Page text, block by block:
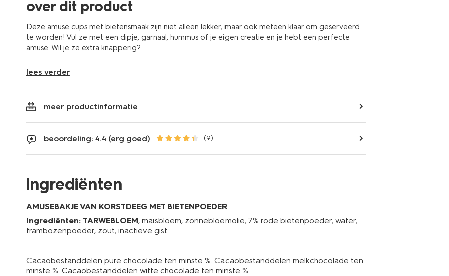
over dit product
Deze amuse cups met bietensmaak zijn niet alleen lekker, maar ook meteen klaar om geserveerd
te worden! Vul ze met een dipje, garnaal, hummus of je eigen creatie en je hebt een perfecte
amuse. Wil je ze extra knapperig?
lees verder
meer productinformatie
beoordeling: 4.4 (erg goed) (9)
ingrediënten
AMUSEBAKJE VAN KORSTDEEG MET BIETENPOEDER
Ingrediënten: TARWEBLOEM, maïsbloem, zonnebloemolie, 7% rode bietenpoeder, water,
frambozenpoeder, zout, inactieve gist.
Cacaobestanddelen pure chocolade ten minste %. Cacaobestanddelen melkchocolade ten
minste %. Cacaobestanddelen witte chocolade ten minste %.